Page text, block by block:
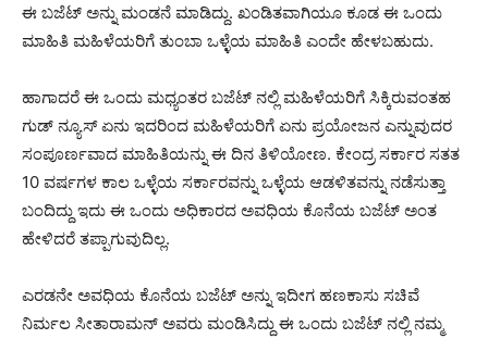
ಈ ಬಜೆಟ್ ಅನ್ನು ಮಂಡನೆ ಮಾಡಿದ್ದು. ಖಂಡಿತವಾಗಿಯೂ ಕೂಡ ಈ ಒಂದು
ಮಾಹಿತಿ ಮಹಿಳೆಯರಿಗೆ ತುಂಬಾ ಒಳ್ಳೆಯ ಮಾಹಿತಿ ಎಂದೇ ಹೇಳಬಹುದು.
ಹಾಗಾದರೆ ಈ ಒಂದು ಮಧ್ಯಂತರ ಬಜೆಟ್ ನಲ್ಲಿ ಮಹಿಳೆಯರಿಗೆ ಸಿಕ್ಕಿರುವಂತಹ
ಗುಡ್ ನ್ಯೂಸ್ ಏನು ಇದರಿಂದ ಮಹಿಳೆಯರಿಗೆ ಏನು ಪ್ರಯೋಜನ ಎನ್ನುವುದರ
ಸಂಪೂರ್ಣವಾದ ಮಾಹಿತಿಯನ್ನು ಈ ದಿನ ತಿಳಿಯೋಣ. ಕೇಂದ್ರ ಸರ್ಕಾರ ಸತತ
10 ವರ್ಷಗಳ ಕಾಲ ಒಳ್ಳೆಯ ಸರ್ಕಾರವನ್ನು ಒಳ್ಳೆಯ ಆಡಳಿತವನ್ನು ನಡೆಸುತ್ತಾ
ಬಂದಿದ್ದು ಇದು ಈ ಒಂದು ಅಧಿಕಾರದ ಅವಧಿಯ ಕೊನೆಯ ಬಜೆಟ್ ಅಂತ
ಹೇಳಿದರೆ ತಪ್ಪಾಗುವುದಿಲ್ಲ.
ಎರಡನೇ ಅವಧಿಯ ಕೊನೆಯ ಬಜೆಟ್ ಅನ್ನು ಇದೀಗ ಹಣಕಾಸು ಸಚಿವೆ
ನಿರ್ಮಲ ಸೀತಾರಾಮನ್ ಅವರು ಮಂಡಿಸಿದ್ದು ಈ ಒಂದು ಬಜೆಟ್ ನಲ್ಲಿ ನಮ್ಮ